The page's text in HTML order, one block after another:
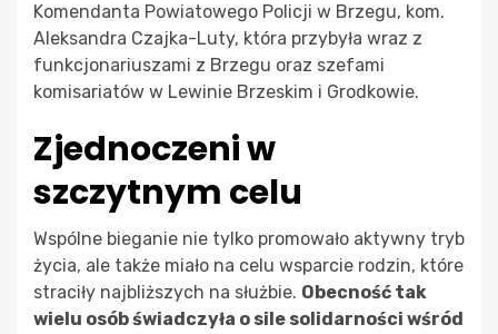
Komendanta Powiatowego Policji w Brzegu, kom.
Aleksandra Czajka-Luty, która przybyła wraz z
funkcjonariuszami z Brzegu oraz szefami
komisariatów w Lewinie Brzeskim i Grodkowie.
Zjednoczeni w
szczytnym celu
Wspólne bieganie nie tylko promowało aktywny tryb
życia, ale także miało na celu wsparcie rodzin, które
straciły najbliższych na służbie. Obecność tak
wielu osób świadczyła o sile solidarności wśród